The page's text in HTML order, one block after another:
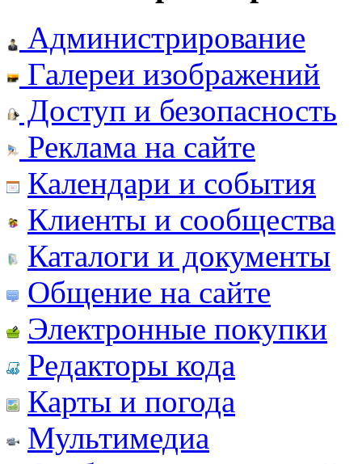
Администрирование
Галереи изображений
Доступ и безопасность
Реклама на сайте
Календари и события
Клиенты и сообщества
Каталоги и документы
Общение на сайте
Электронные покупки
Редакторы кода
Карты и погода
Мультимедиа